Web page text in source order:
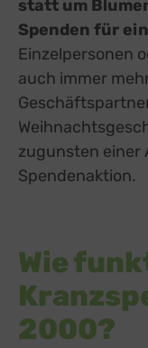
statt um
Spenden für
Einzelpersonen
auch immer
zugunsten einer
Spendenaktion.
Wie
2000?